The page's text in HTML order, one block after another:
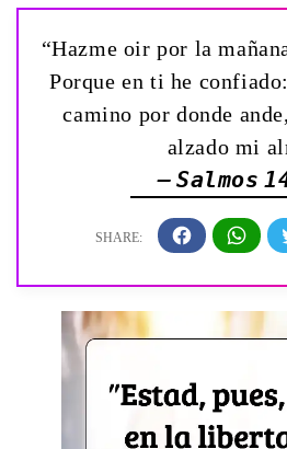
“Hazme oir por la
Porque en ti he
camino por donde
alzado mi
— Salmos